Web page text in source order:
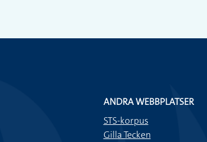
ANDRA WEBBPLATSER
STS-korpus
Gilla Tecken